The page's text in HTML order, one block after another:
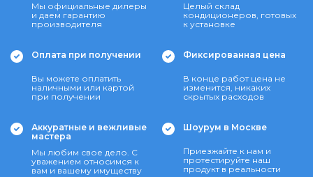
Мы официальные дилеры
и даем гарантию
производителя
Целый склад
кондиционеров, готовых
к установке
Оплата при получении
Вы можете оплатить
наличными или картой
при получении
Фиксированная цена
В конце работ цена не
изменится, никаких
скрытых расходов
Аккуратные и вежливые
мастера
Мы любим свое дело. С
уважением относимся к
вам и вашему имуществу
Шоурум в Москве
Приезжайте к нам и
протестируйте наш
продукт в реальности